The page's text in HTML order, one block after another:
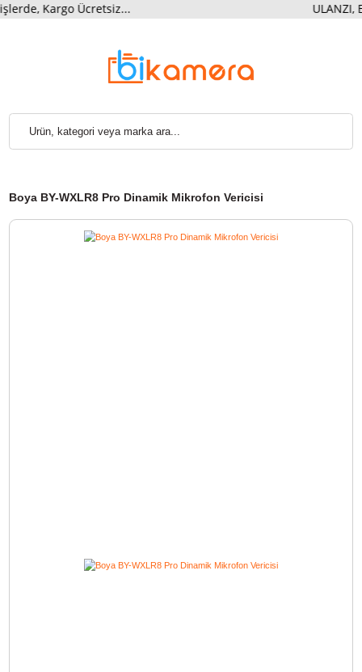
Boya BY-WXLR8 Pro Dinamik Mikrofon Vericisi
Kargo Ücretsiz...